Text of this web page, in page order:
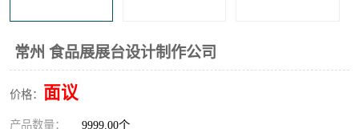
常州 食品展展台设计制作公司
价格： 面议
产品数量： 9999.00个